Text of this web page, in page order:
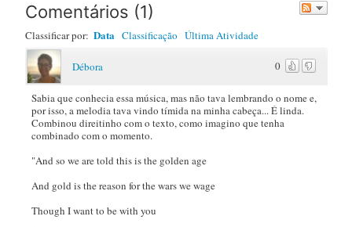
Comentários (1)
Classificar por: Data Classificação Última Atividade
0
Débora
Sabia que conhecia essa música, mas não tava lembrando o nome e,
por isso, a melodia tava vindo tímida na minha cabeça... É linda.
Combinou direitinho com o texto, como imagino que tenha
combinado com o momento.
"And so we are told this is the golden age
And gold is the reason for the wars we wage
Though I want to be with you